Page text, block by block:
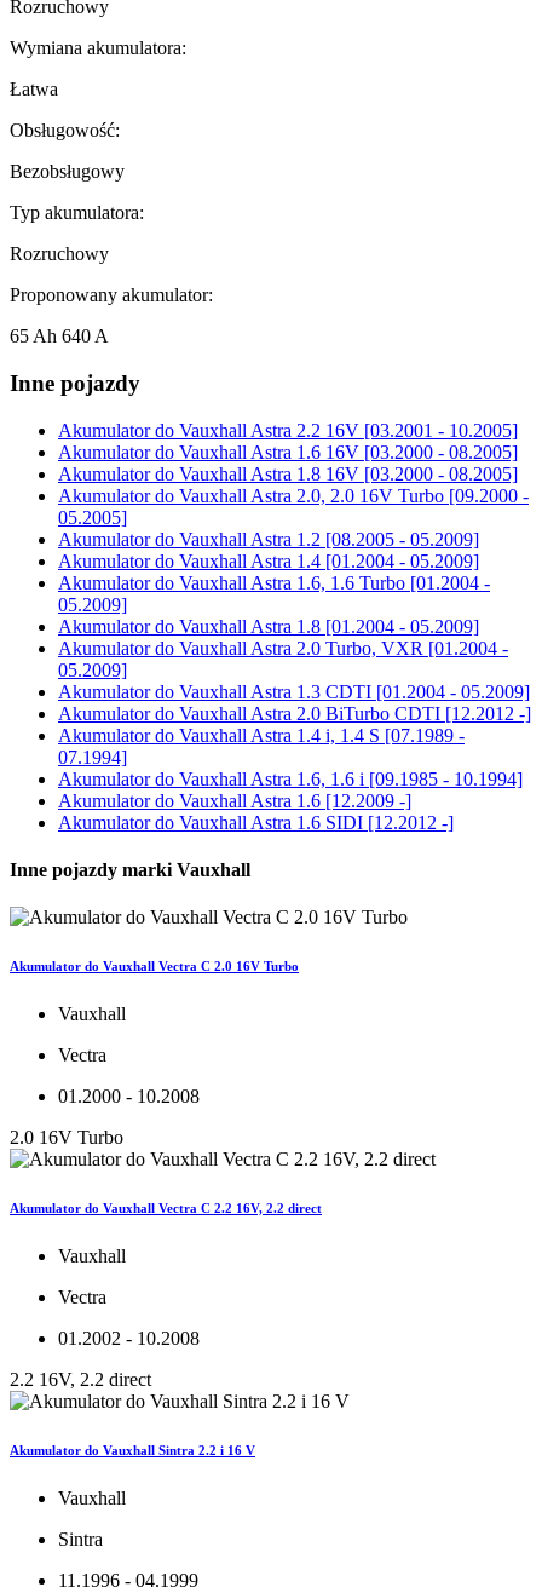
Rozruchowy
Wymiana akumulatora:
Łatwa
Obsługowość:
Bezobsługowy
Typ akumulatora:
Rozruchowy
Proponowany akumulator:
65 Ah 640 A
Inne pojazdy
Akumulator do Vauxhall Astra 2.2 16V [03.2001 - 10.2005]
Akumulator do Vauxhall Astra 1.6 16V [03.2000 - 08.2005]
Akumulator do Vauxhall Astra 1.8 16V [03.2000 - 08.2005]
Akumulator do Vauxhall Astra 2.0, 2.0 16V Turbo [09.2000 -
05.2005]
Akumulator do Vauxhall Astra 1.2 [08.2005 - 05.2009]
Akumulator do Vauxhall Astra 1.4 [01.2004 - 05.2009]
Akumulator do Vauxhall Astra 1.6, 1.6 Turbo [01.2004 -
05.2009]
Akumulator do Vauxhall Astra 1.8 [01.2004 - 05.2009]
Akumulator do Vauxhall Astra 2.0 Turbo, VXR [01.2004 -
05.2009]
Akumulator do Vauxhall Astra 1.3 CDTI [01.2004 - 05.2009]
Akumulator do Vauxhall Astra 2.0 BiTurbo CDTI [12.2012 -]
Akumulator do Vauxhall Astra 1.4 i, 1.4 S [07.1989 -
07.1994]
Akumulator do Vauxhall Astra 1.6, 1.6 i [09.1985 - 10.1994]
Akumulator do Vauxhall Astra 1.6 [12.2009 -]
Akumulator do Vauxhall Astra 1.6 SIDI [12.2012 -]
Inne pojazdy marki Vauxhall
Akumulator do Vauxhall Vectra C 2.0 16V Turbo
Vauxhall
Vectra
01.2000 - 10.2008
2.0 16V Turbo
Akumulator do Vauxhall Vectra C 2.2 16V, 2.2 direct
Vauxhall
Vectra
01.2002 - 10.2008
2.2 16V, 2.2 direct
Akumulator do Vauxhall Sintra 2.2 i 16 V
Vauxhall
Sintra
11.1996 - 04.1999